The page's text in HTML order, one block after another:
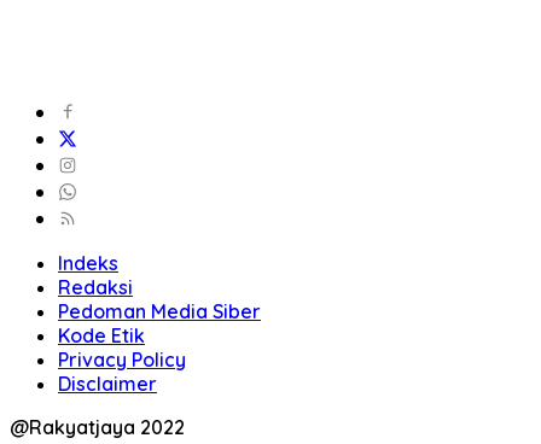
Indeks
Redaksi
Pedoman Media Siber
Kode Etik
Privacy Policy
Disclaimer
@Rakyatjaya 2022